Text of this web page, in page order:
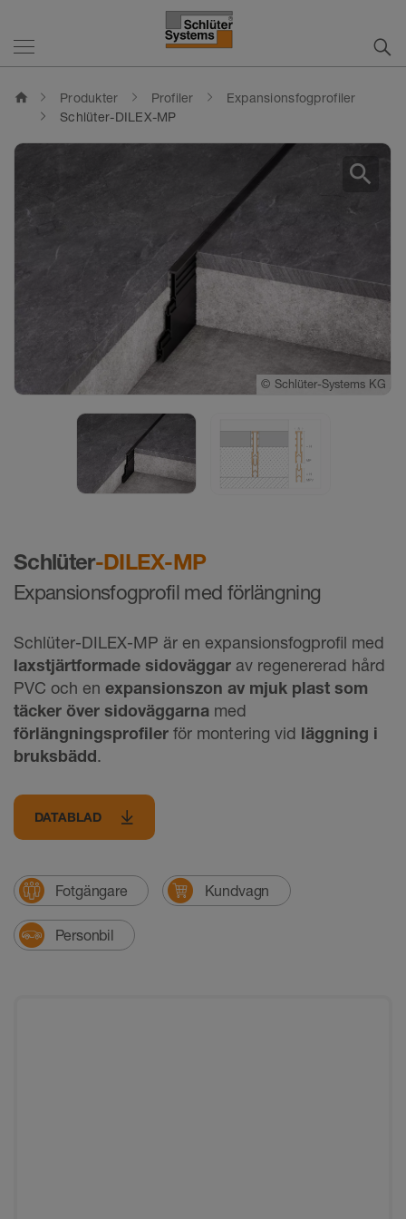
home Produkter Profiler
Expansionsfogprofiler
Schlüter-DILEX-MP
Schlüter-DILEX-MP
Expansionsfogprofil med förlängning
Schlüter-DILEX-MP är en expansionsfogprofil med
laxstjärtformade sidoväggar av regenererad hård
PVC och en expansionszon av mjuk plast som
täcker över sidoväggarna med
förlängningsprofiler för montering vid läggning i
bruksbädd.
DATABLAD
Fotgängare Kundvagn
Personbil
© Schlüter-Systems KG
© Schlüter-Systems KG
search